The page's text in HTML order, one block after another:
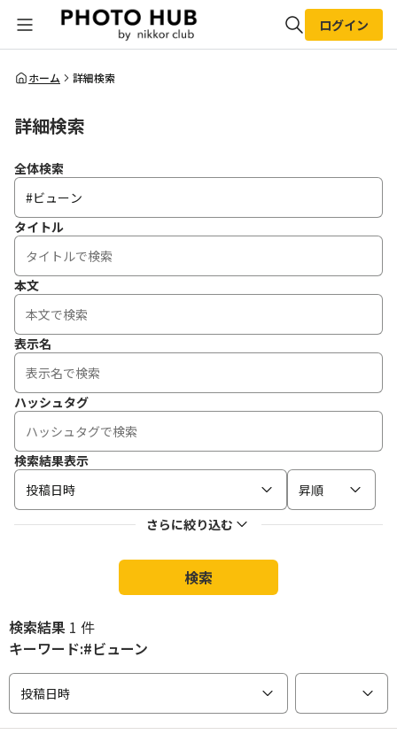
全体検索
ログイン
ホーム 詳細検索
詳細検索
全体検索
タイトル
本文
表示名
ハッシュタグ
検索結果表示
投稿日時
昇順
さらに絞り込む
検索
検索結果 1 件
キーワード:#ビューン
投稿日時